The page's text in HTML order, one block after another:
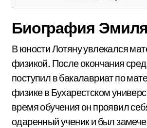
Биография
В юности Лотяну увлекался
физикой. После окончания
поступил в бакалавриат по
физике в Бухарестском
время обучения он проявил
одаренный ученик и был